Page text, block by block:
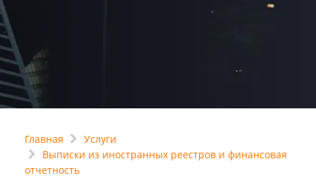
Главная
Услуги
Выписки из иностранных реестров и финансовая
отчетность